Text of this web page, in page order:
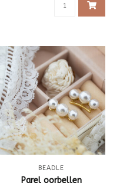
BEADLE
Parel oorbellen